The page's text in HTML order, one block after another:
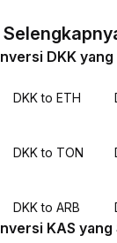
DKK
DKK to ETH
DKK to TON
DKK to ARB
KAS